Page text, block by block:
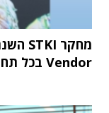
Vendor בכל תחומי שוק ה-IT